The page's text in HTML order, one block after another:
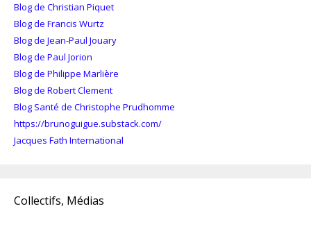
Blog de Christian Piquet
Blog de Francis Wurtz
Blog de Jean-Paul Jouary
Blog de Paul Jorion
Blog de Philippe Marlière
Blog de Robert Clement
Blog Santé de Christophe Prudhomme
https://brunoguigue.substack.com/
Jacques Fath International
Collectifs, Médias